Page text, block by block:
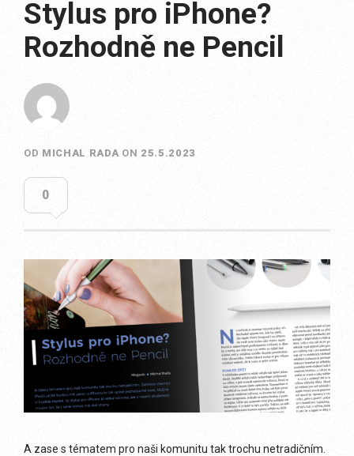
Stylus pro iPhone?
Rozhodně ne Pencil
OD MICHAL RADA ON 25.5.2023
0
A zase s tématem pro naši komunitu tak trochu netradičním.